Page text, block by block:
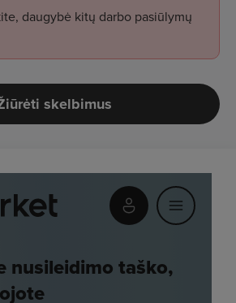
daugybė kitų darbo pasiūlymų
skelbimus